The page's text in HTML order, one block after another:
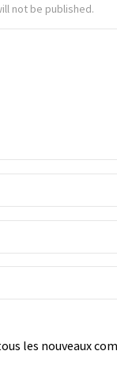
not be published.
les nouveaux